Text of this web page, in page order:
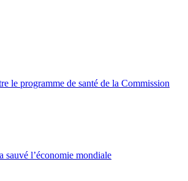
le programme de santé de la Commission
sauvé l’économie mondiale